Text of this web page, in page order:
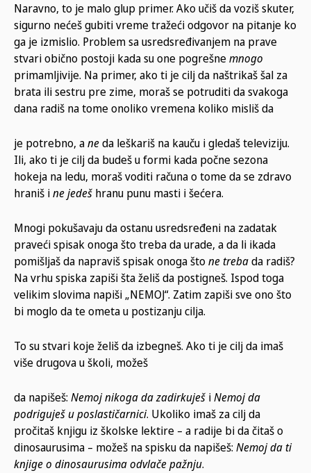
Naravno, to je malo glup primer. Ako učiš da voziš skuter,
sigurno nećeš gubiti vreme tražeći odgovor na pitanje ko
ga je izmislio. Problem sa usredsređivanjem na prave
stvari obično postoji kada su one pogrešnemnogo
primamljivije. Na primer, ako ti je cilj da naštrikaš šal za
brata ili sestru pre zime, moraš se potruditi da svakoga
dana radiš na tome onoliko vremena koliko misliš da
je potrebno, aneda leškariš na kauču i gledaš televiziju.
Ili, ako ti je cilj da budeš u formi kada počne sezona
hokeja na ledu, moraš voditi računa o tome da se zdravo
hraniš ine jedeš hranu punu masti i šećera.
Mnogi pokušavaju da ostanu usredsređeni na zadatak
praveći spisak onoga što treba da urade, a da li ikada
pomišljaš da napraviš spisak onoga štone trebada radiš?
Na vrhu spiska zapiši šta želiš da postigneš. Ispod toga
velikim slovima napiši „NEMOJ“. Zatim zapiši sve ono što
bi moglo da te ometa u postizanju cilja.
To su stvari koje želiš da izbegneš. Ako ti je cilj da imaš
više drugova u školi, možeš
da napišeš: Nemojnikogadazadirkuješ iNemoj da
podriguješ u poslastičarnici. Ukoliko imaš za cilj da
pročitaš knjigu iz školske lektire – a radije bi da čitaš o
dinosaurusima – možeš na spisku da napišeš: Nemoj da ti
knjige o dinosaurusima odvlače pažnju.